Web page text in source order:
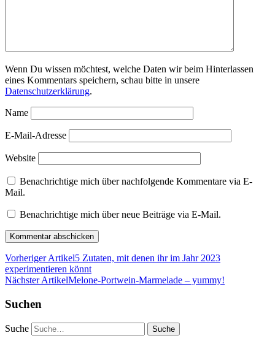
Wenn Du wissen möchtest, welche Daten wir beim Hinterlassen
eines Kommentars speichern, schau bitte in unsere
Datenschutzerklärung.
Name
E-Mail-Adresse
Website
Benachrichtige mich über nachfolgende Kommentare via E-
Mail.
Benachrichtige mich über neue Beiträge via E-Mail.
Vorheriger Artikel5 Zutaten, mit denen ihr im Jahr 2023
experimentieren könnt
Nächster ArtikelMelone-Portwein-Marmelade – yummy!
Suchen
Suche